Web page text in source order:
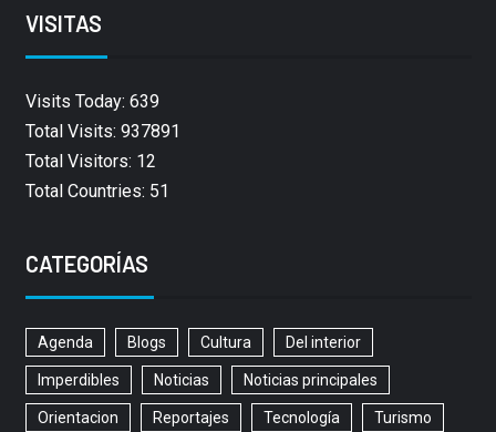
VISITAS
Visits Today: 639
Total Visits: 937891
Total Visitors: 12
Total Countries: 51
CATEGORÍAS
Agenda Blogs Cultura Del interior
Imperdibles Noticias Noticias principales
Orientacion Reportajes Tecnología Turismo